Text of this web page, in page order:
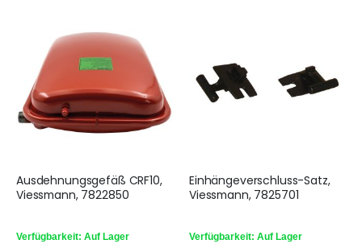
Ausdehnungsgefäß CRF10,
Viessmann, 7822850
Verfügbarkeit: Auf Lager
Einhängeverschluss-Satz,
Viessmann, 7825701
Verfügbarkeit: Auf Lager